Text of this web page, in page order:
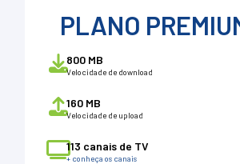
PLANO
800 MB
Velocidade de download
160 MB
Velocidade de upload
113 canais de TV
+ conheça os canais